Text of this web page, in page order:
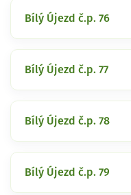
Bílý Újezd č.p. 76
Bílý Újezd č.p. 77
Bílý Újezd č.p. 78
Bílý Újezd č.p. 79